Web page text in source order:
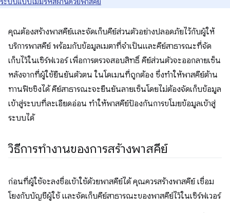
คุณต้องสร้างพาสคีย์และจัดเก็บคีย์ส่วนตัวอย่างปลอดภัยไว้กับผู้ให้
บริการพาสคีย์ พร้อมกับข้อมูลเมตาที่จำเป็นและคีย์สาธารณะที่จัด
เก็บไว้ในเซิร์ฟเวอร์ เพื่อการตรวจสอบสิทธิ์ คีย์ส่วนตัวจะออกลายเซ็น
หลังจากที่ผู้ใช้ยืนยันตัวตน ในโดเมนที่ถูกต้อง ซึ่งทำให้พาสคีย์ต้าน
ทานฟิชชิงได้ คีย์สาธารณะจะยืนยันลายเซ็นโดยไม่ต้องจัดเก็บข้อมูล
เข้าสู่ระบบที่ละเอียดอ่อน ทำให้พาสคีย์ป้องกันการขโมยข้อมูลเข้าสู่
ระบบได้
วิธีการทำงานของการสร้างพาสคีย์
ก่อนที่ผู้ใช้จะลงชื่อเข้าใช้ด้วยพาสคีย์ได้ คุณควรสร้างพาสคีย์ เชื่อม
โยงกับบัญชีผู้ใช้ และจัดเก็บคีย์สาธารณะของพาสคีย์ไว้ในเซิร์ฟเวอร์